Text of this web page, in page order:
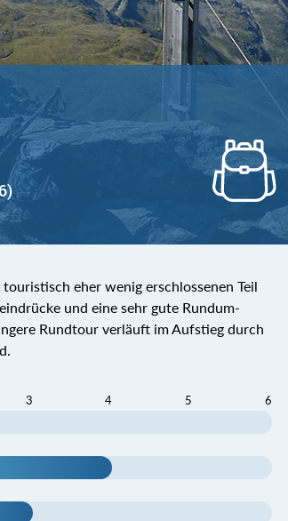
eher wenig erschlossenen Teil
und eine sehr gute Rundum-
Rundtour verläuft im Aufstieg durch
3 4 5 6